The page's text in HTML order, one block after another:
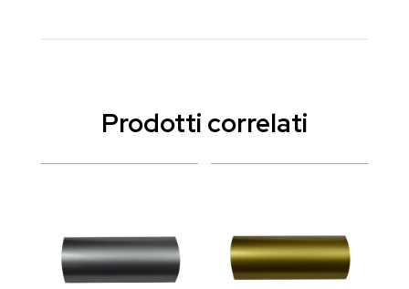
Prodotti correlati